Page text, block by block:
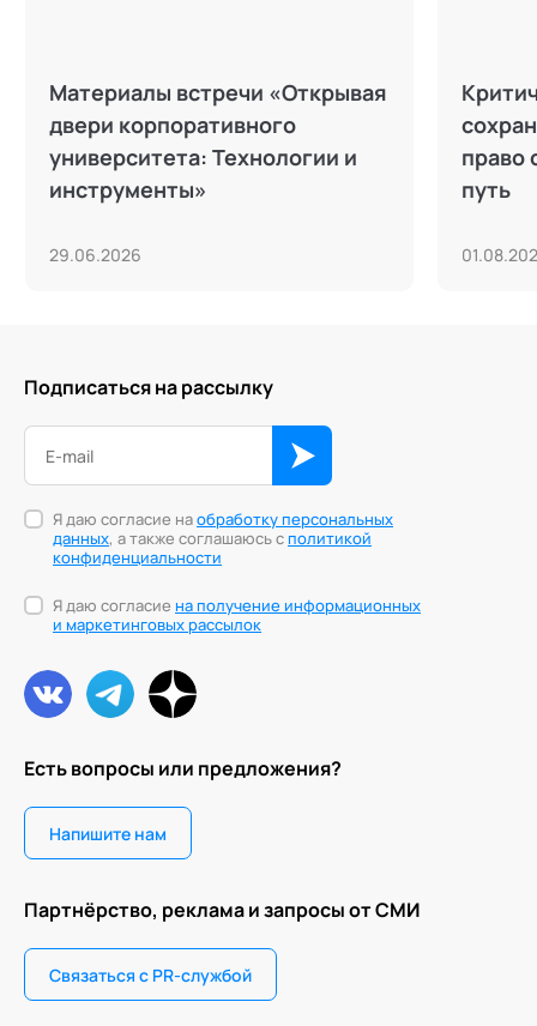
Материалы встречи «Открывая
двери корпоративного
университета: Технологии и
инструменты»
29.06.2026
право
путь
Есть вопросы или предложения?
Напишите нам
Партнёрство, реклама и запросы от СМИ
Связаться с PR-службой
Подписаться на рассылку
Я даю согласие наобработку персональных
данных, а также соглашаюсь сполитикой
конфиденциальности
Я даю согласие на получение информационных
и маркетинговых рассылок